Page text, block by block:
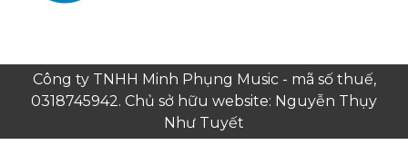
Công ty TNHH Minh Phụng Music - mã số thuế,
0318745942. Chủ sở hữu website: Nguyễn Thụy
Như Tuyết